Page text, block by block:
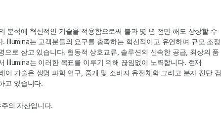
분석에 혁신적인 기술을 적용함으로써 불과 몇 년 전만 해도 상상할 수
Illumina는 고객분들의 요구를 충족하는 혁신적이고 유연하며 규모 조정
으로 삼고 있습니다. 협동적 상호교류, 솔루션의 신속한 공급, 최상의 품
Illumina는 이러한 목표를 이루기 위해 끊임없이 노력합니다. 현재
이 기술은 생명 과학 연구, 중개 및 소비자 유전체학 그리고 분자 진단 검
고 있습니다.
의 자산입니다.